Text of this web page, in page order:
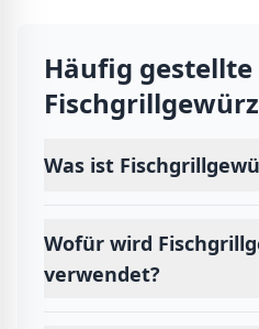
Häufig gestellte
Was ist
Wofür wird
verwendet?